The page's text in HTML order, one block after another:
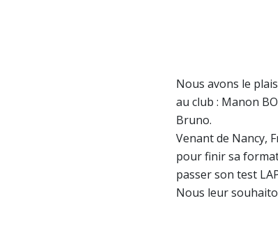
Nous avons le
au club : Manon
Bruno.
Venant de Nancy,
pour finir sa
passer son test
Nous leur